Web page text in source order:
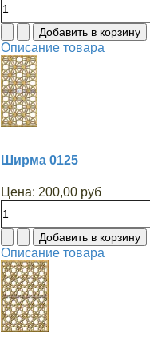
Описание товара
Ширма 0125
Цена: 200,00 руб
Описание товара